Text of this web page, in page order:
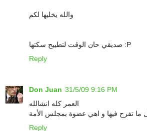
والله يخليها لكم
صديقي حان الوقت لتطييح سكتها :P
Reply
Don Juan 31/5/09 9:16 PM
العمر كله انشالله
Reply